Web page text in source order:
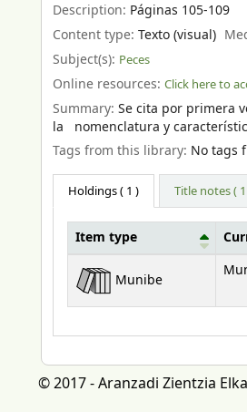
Description: Páginas 105-109
Content type: Texto (visual)
Subject(s): Peces
Online resources: Click here to
Summary: Se cita por primera
la nomenclatura y
Tags from this library: No tags
Holdings( 1 ) Title notes (
Holdings
Item type
Munibe
© 2017 - Aranzadi Zientzia